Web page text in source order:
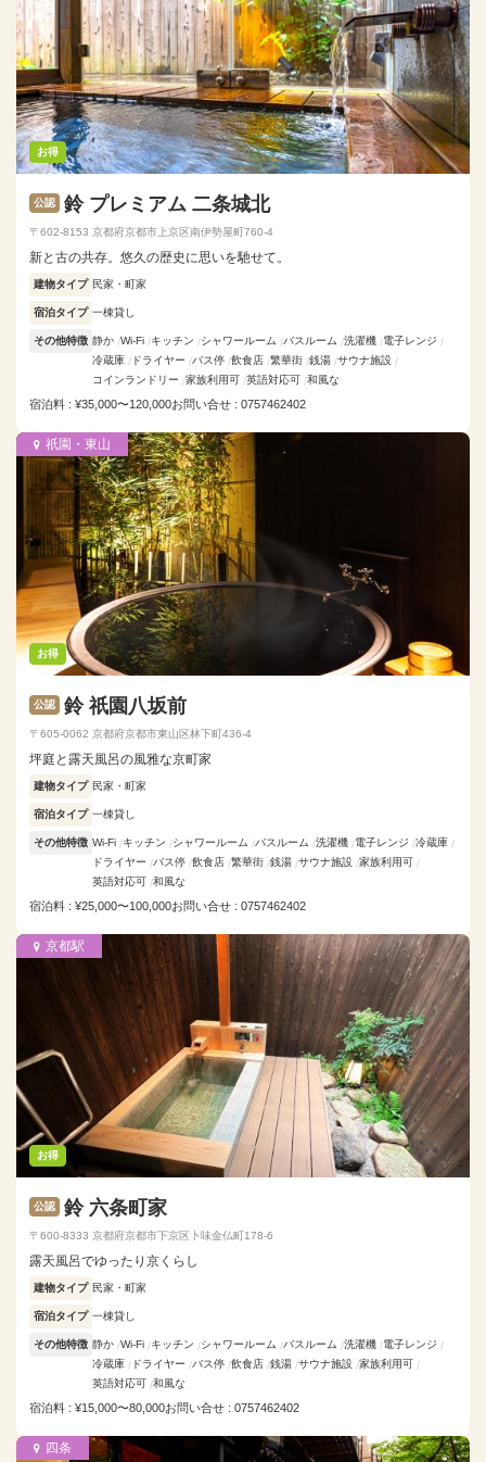
公認 鈴 プレミアム 二条城北
〒602-8153 京都府京都市上京区南伊勢屋町760-4
新と古の共存。悠久の歴史に思いを馳せて。
建物タイプ 民家・町家
宿泊タイプ 一棟貸し
その他特徴 静か Wi-Fi キッチン シャワールーム バスルーム 洗濯機
電子レンジ
冷蔵庫
ドライヤー バス停 飲食店 繁華街 銭湯 サウナ施設
コインランドリー
家族利用可 英語対応可 和風な
宿泊料 : ¥35,000〜120,000お問い合せ : 0757462402
お得
公認 鈴 祇園八坂前
〒605-0062 京都府京都市東山区林下町436-4
祇園・東山
坪庭と露天風呂の風雅な京町家
建物タイプ 民家・町家
宿泊タイプ 一棟貸し
その他特徴 Wi-Fi キッチン シャワールーム バスルーム 洗濯機 電子レンジ
冷蔵庫
ドライヤー
バス停 飲食店 繁華街 銭湯 サウナ施設 家族利用可
英語対応可 和風な
宿泊料 : ¥25,000〜100,000お問い合せ : 0757462402
お得
公認 鈴 六条町家
〒600-8333 京都府京都市下京区卜味金仏町178-6
京都駅
露天風呂でゆったり京くらし
建物タイプ 民家・町家
宿泊タイプ 一棟貸し
その他特徴 静か Wi-Fi キッチン シャワールーム バスルーム 洗濯機
電子レンジ
冷蔵庫
ドライヤー バス停 飲食店 銭湯 サウナ施設 家族利用可
英語対応可 和風な
宿泊料 : ¥15,000〜80,000お問い合せ : 0757462402
お得
四条